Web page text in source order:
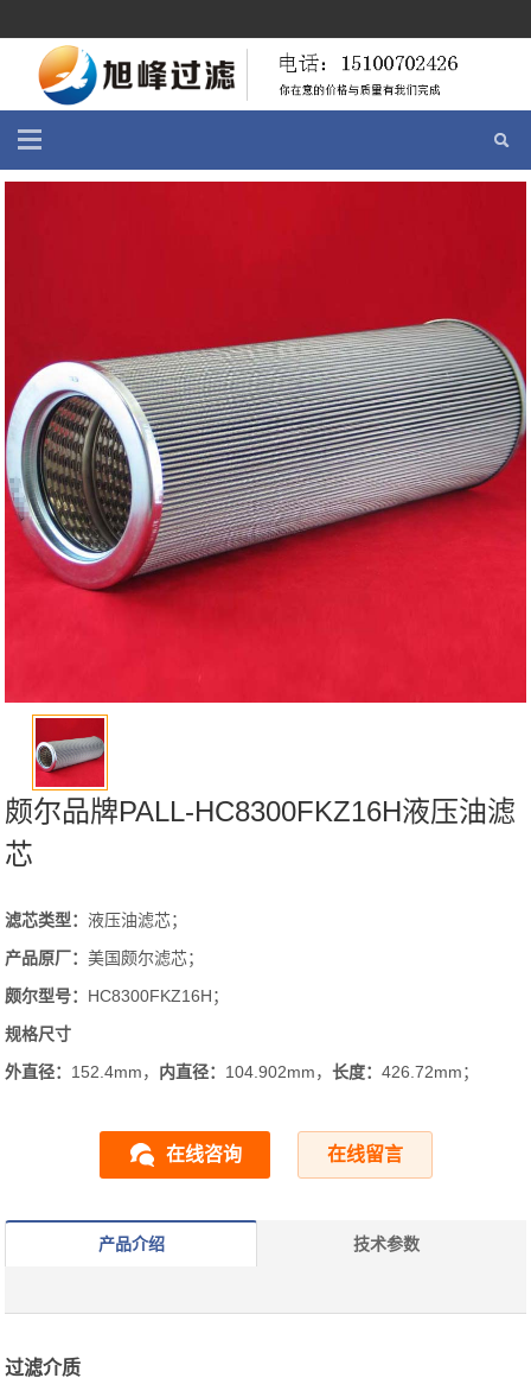
颇尔品牌PALL-HC8300FKZ16H液压油滤
芯
滤芯类型：液压油滤芯；
产品原厂：美国颇尔滤芯；
颇尔型号： HC8300FKZ16H；
规格尺寸
外直径： 152.4mm， 内直径： 104.902mm，长度：426.72mm；
在线咨询 在线留言
产品介绍 技术参数
过滤介质